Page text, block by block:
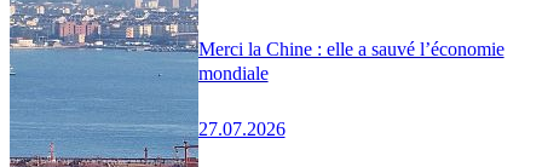
Merci la Chine : elle a sauvé l’économie
mondiale
27.07.2026